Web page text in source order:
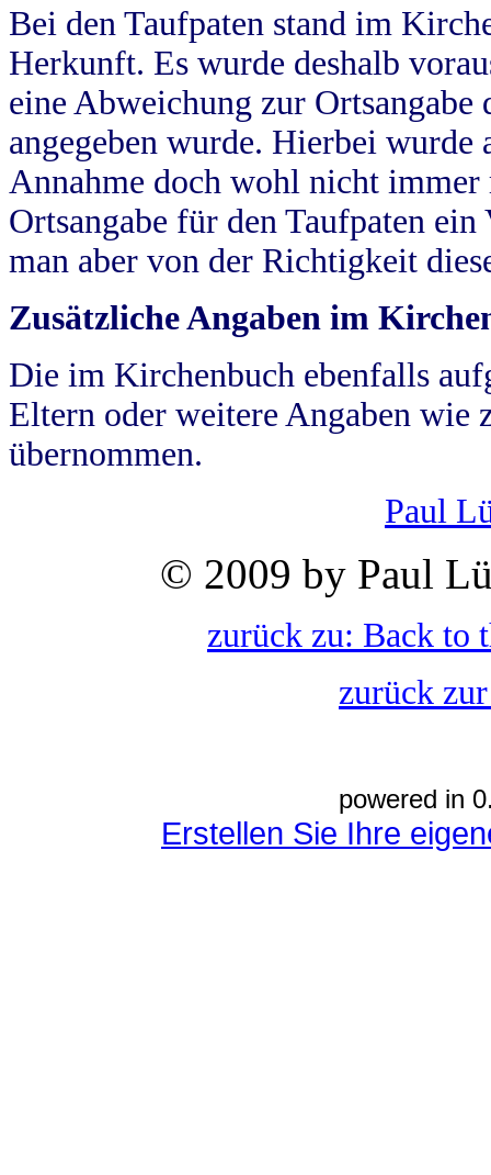
Bei den Taufpaten stand im
Herkunft. Es wurde deshalb
eine Abweichung zur
angegeben wurde. Hierbei wurde
Annahme doch wohl nicht
Ortsangabe für den Taufpaten
man aber von der Richtigkeit
Zusätzliche Angaben im
Die im Kirchenbuch ebenfalls
Eltern oder weitere Angaben wie
übernommen.
Paul
© 2009 by Paul
zurück zu: Back to
zurück
powered in
Erstellen Sie Ihre